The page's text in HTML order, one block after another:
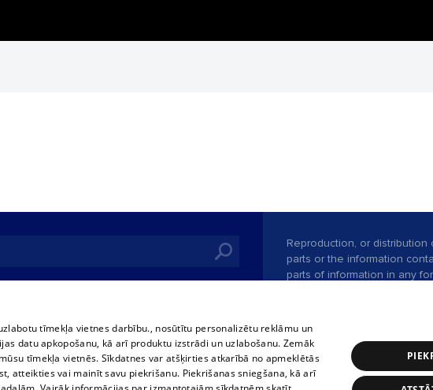
schedules
Contract rules
360 Ziņas kontakti
Reproduction, or distribution
parts or the information
parts of information in any
website.
tīmekļa vietnes darbību., nosūtītu personalizētu reklāmu un
datu apkopošanu, kā arī produktu izstrādi un uzlabošanu. Zemāk
tīmekļa vietnēs. Sīkdatnes var atšķirties atkarībā no apmeklētās
atteikties vai mainīt savu piekrišanu. Piekrišanas sniegšana, kā arī